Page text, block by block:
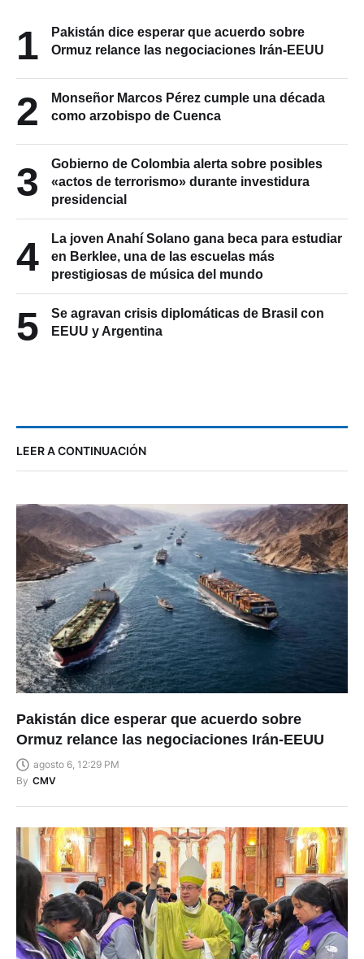
1
Ormuz relance las negociaciones Irán-EEUU
2
Monseñor Marcos Pérez cumple una década
como arzobispo de Cuenca
3
Gobierno de Colombia alerta sobre posibles
«actos de terrorismo» durante investidura
presidencial
4
La joven Anahí Solano gana beca para estudiar
en Berklee, una de las escuelas más
prestigiosas de música del mundo
5
Se agravan crisis diplomáticas de Brasil con
EEUU y Argentina
LEER A CONTINUACIÓN
Pakistán dice esperar que acuerdo sobre
Ormuz relance las negociaciones Irán-EEUU
agosto 6, 12:29 PM
By